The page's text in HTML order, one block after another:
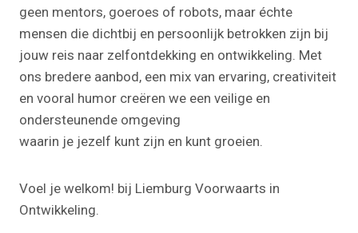
geen mentors, goeroes of robots, maar échte
mensen die dichtbij en persoonlijk betrokken zijn bij
jouw reis naar zelfontdekking en ontwikkeling. Met
ons bredere aanbod, een mix van ervaring, creativiteit
en vooral humor creëren we een veilige en
ondersteunende omgeving
waarin je jezelf kunt zijn en kunt groeien.
Voel je welkom! bij Liemburg Voorwaarts in
Ontwikkeling.